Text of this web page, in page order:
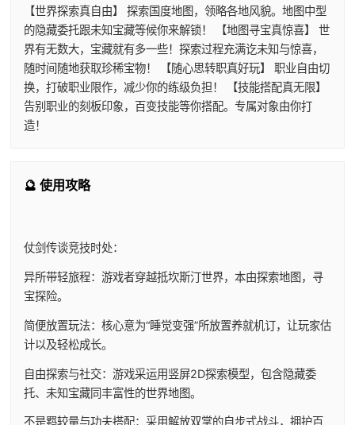
【世界探索真自由】 探索国度地图，领略各地风貌。地图中型
的隐藏委托跟未知宝藏等候你来解锁！ 【地图寻宝真惊喜】 世
界有无数大，宝藏就有多一些！探索过程充满讫未知与惊喜，
随时间随地获取珍稀宝物！ 【随心思转职真好玩】 职业自由切
换，打破职业限作，减少你的练级负担！ 【技能搭配真无限】
告别职业的刻板印象，百变技能等你搭配。专属对象由你打
造！
🔮 使用攻略
仗剑传谈竞技时处：
异所带轻旅程：游戏者穿越抵坎斯汀世界，本由探索地图，寻
宝探险。
简便放置玩法：核心意为“睡觉变强”所放置养就机订，让玩家估
计以及轻松成长。
自由探索与社交：游戏采运用竖屏2D探索模型，包含隐藏委
托、未知宝藏同丰富性的世界地图。
不是羁较量与功夫搭配：采用解放双掌的自步式战斗，拥护百